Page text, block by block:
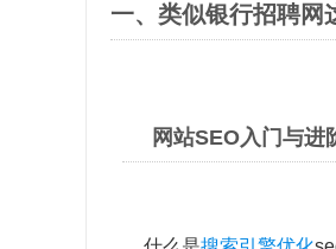
一、类似银行招聘网
网站SEO入门与进